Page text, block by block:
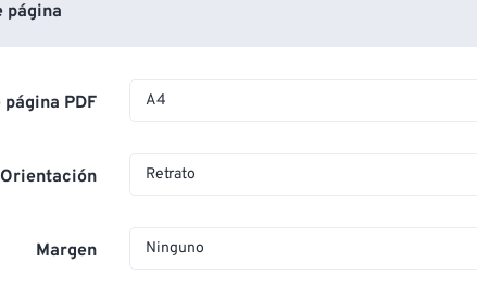
página
página PDF A4
Orientación Retrato
Margen Ninguno